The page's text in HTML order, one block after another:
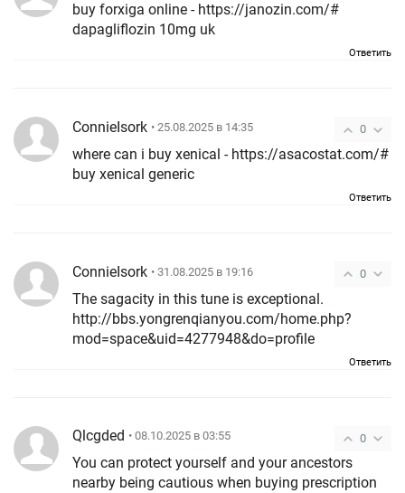
buy forxiga online - https://janozin.com/#
dapagliflozin 10mg uk
Ответить
0
ConnieIsork • 25.08.2025 в 14:35
where can i buy xenical - https://asacostat.com/#
buy xenical generic
Ответить
0
ConnieIsork • 31.08.2025 в 19:16
The sagacity in this tune is exceptional.
http://bbs.yongrenqianyou.com/home.php?
mod=space&uid=4277948&do=profile
Ответить
0
Qlcgded • 08.10.2025 в 03:55
You can protect yourself and your ancestors
nearby being cautious when buying prescription